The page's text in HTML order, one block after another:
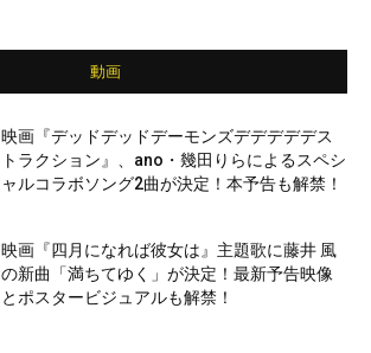
動画
映画『デッドデッドデーモンズデデデデデス
トラクション』、ano・幾田りらによるスペシ
ャルコラボソング2曲が決定！本予告も解禁！
映画『四月になれば彼女は』主題歌に藤井 風
の新曲「満ちてゆく」が決定！最新予告映像
とポスタービジュアルも解禁！